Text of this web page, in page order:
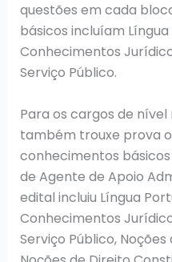
questões em cada
básicos incluíam
Conhecimentos
Serviço Público.
Para os cargos de
também trouxe prova
conhecimentos
de Agente de Apoio
edital incluiu Língua
Conhecimentos
Serviço Público,